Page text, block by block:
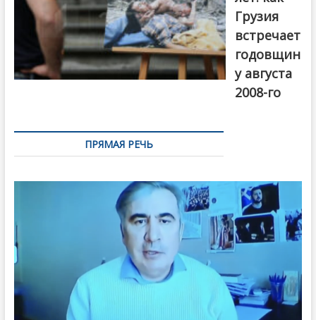
Грузия
встречает
годовщин
у августа
2008-го
ПРЯМАЯ РЕЧЬ